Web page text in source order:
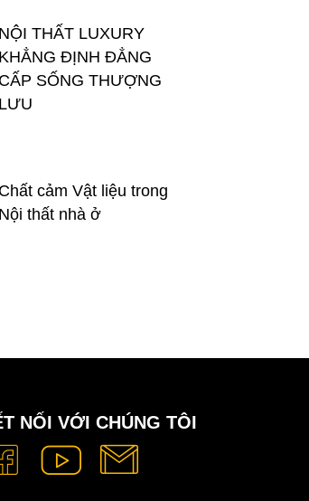
NỘI THẤT LUXURY
KHẲNG ĐỊNH ĐẲNG
CẤP SỐNG THƯỢNG
LƯU
Chất cảm Vật liệu trong
Nội thất nhà ở
NỐI VỚI CHÚNG TÔI